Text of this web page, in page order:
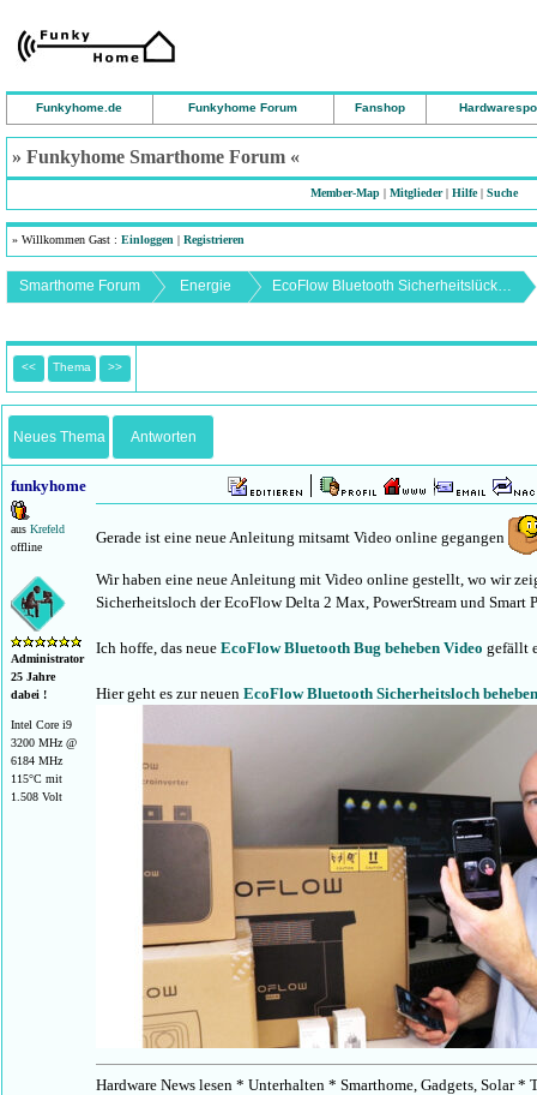
Funkyhome.de Funkyhome Forum Fanshop
» Funkyhome Smarthome Forum «
Member-Map| Mitglieder| Hilfe| Suche
» Willkommen Gast : Einloggen | Registrieren
Smarthome Forum Energie EcoFlow Bluetooth Sicherheitslücke beheben
<< Thema >>
Neues Thema Antworten
funkyhome
aus Krefeld
offline
Administrator
25 Jahre
dabei !
Intel Core i9
3200 MHz @
6184 MHz
115°C mit
1.508 Volt
Gerade ist eine neue Anleitung mitsamt Video online gegangen
Wir haben eine neue Anleitung mit Video online gestellt, wo wir
Sicherheitsloch der EcoFlow Delta 2 Max, PowerStream und Smart
Ich hoffe, das neue EcoFlow Bluetooth Bug beheben Video gefällt
Hier geht es zur neuen EcoFlow Bluetooth Sicherheitsloch
Hardware News lesen * Unterhalten * Smarthome, Gadgets, Solar *